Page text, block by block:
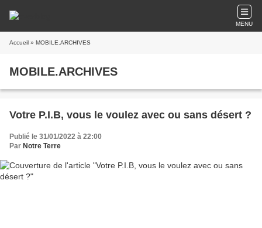
MENU
Accueil » MOBILE.ARCHIVES
MOBILE.ARCHIVES
Votre P.I.B, vous le voulez avec ou sans désert ?
Publié le 31/01/2022 à 22:00
Par Notre Terre